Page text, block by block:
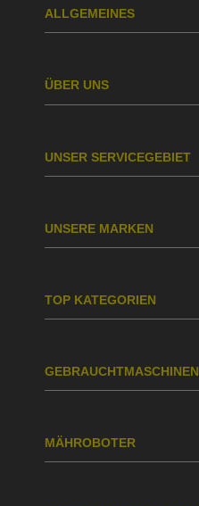
ALLGEMEINES
ÜBER UNS
UNSER SERVICEGEBIET
UNSERE MARKEN
TOP KATEGORIEN
GEBRAUCHTMASCHINEN
MÄHROBOTER